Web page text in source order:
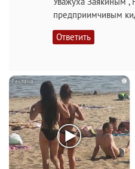
предприимчивым
Ответить
i